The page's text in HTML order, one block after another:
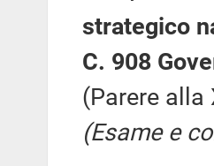
strategico
C. 908
(Parere alla
(Esame e